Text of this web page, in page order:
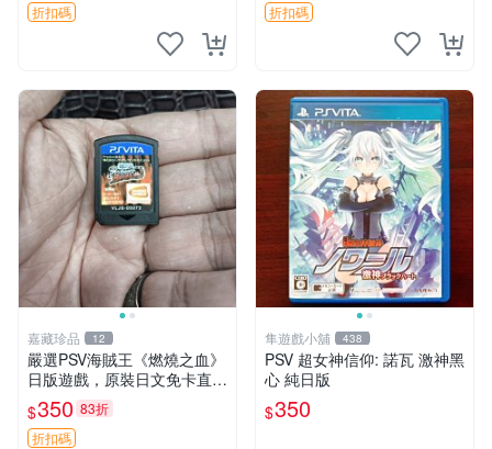
折扣碼
折扣碼
嘉藏珍品 12
嚴選PSV海賊王《燃燒之血》
日版遊戲，原裝日文免卡直玩
海賊王 PSV 測試版 游戲
$350 83折
折扣碼
隼遊戲小舖 438
PSV 超女神信仰: 諾瓦 激神黑
心 純日版
$350